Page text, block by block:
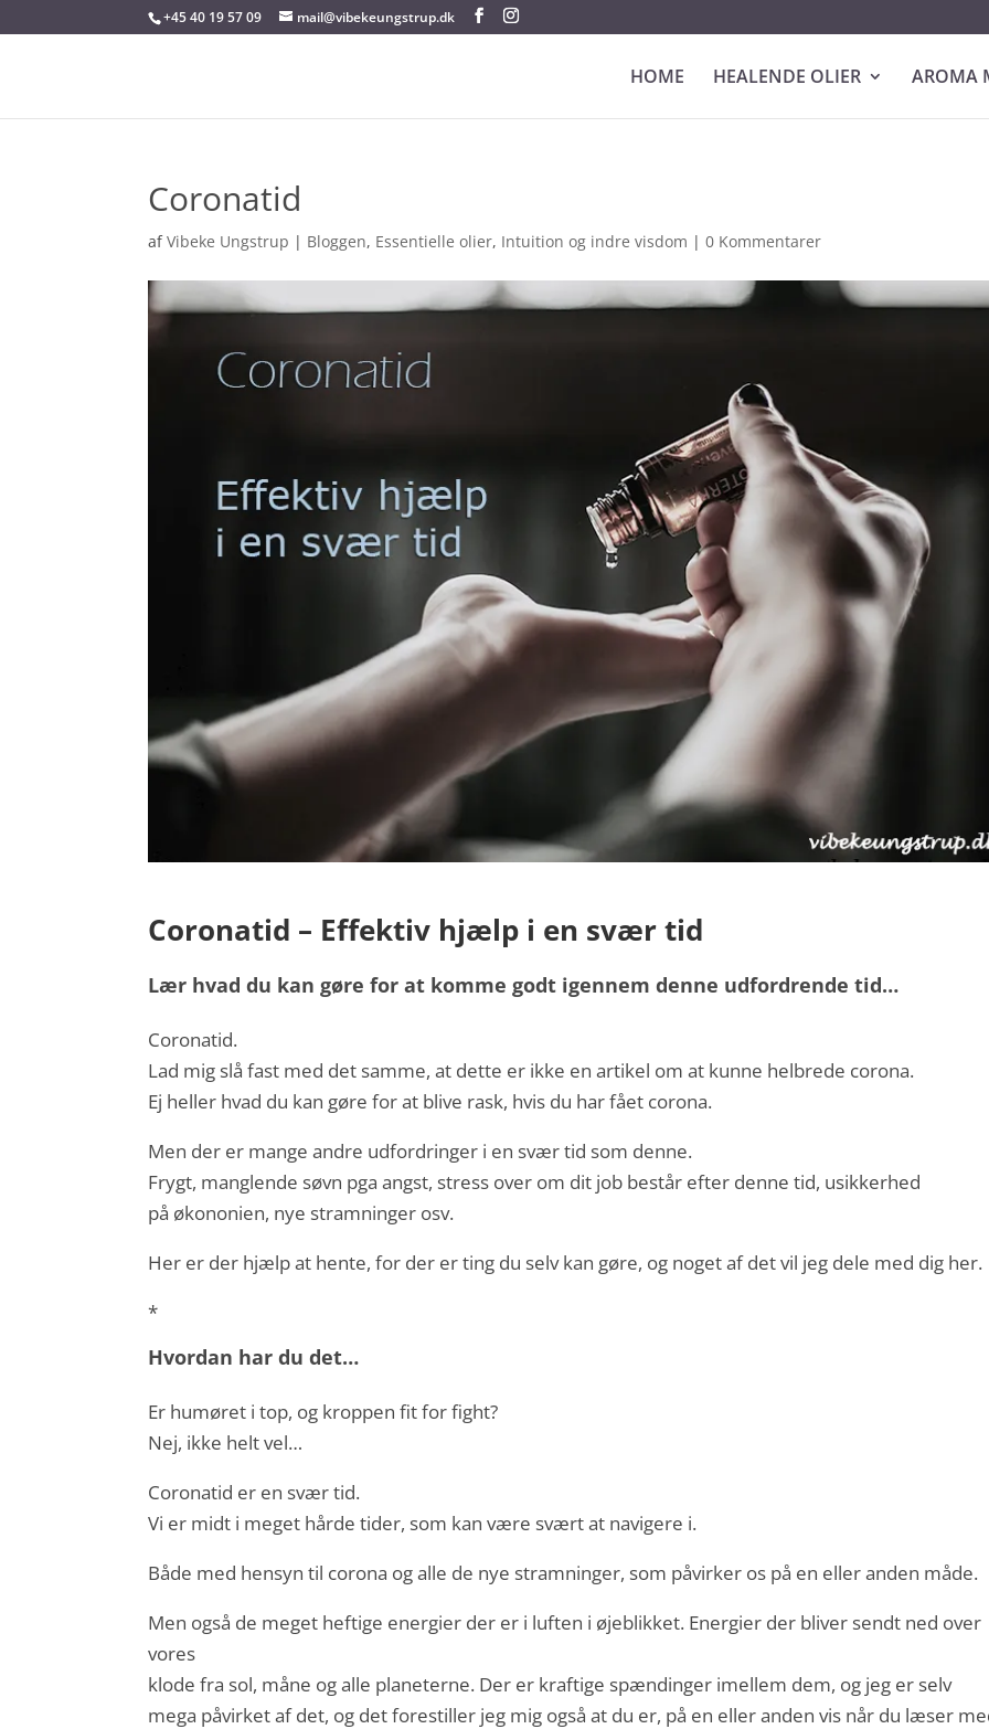
+45 40 19 57 09 mail@vibekeungstrup.dk
HOME HEALENDE OLIER AROMA
Coronatid
afVibeke Ungstrup | Bloggen, Essentielle olier, Intuition og indre visdom |0 Kommentarer
Coronatid – Effektiv hjælp i en svær tid
Lær hvad du kan gøre for at komme godt igennem denne udfordrende tid…
Coronatid.
Lad mig slå fast med det samme, at dette er ikke en artikel om at kunne helbrede corona.
Ej heller hvad du kan gøre for at blive rask, hvis du har fået corona.
Men der er mange andre udfordringer i en svær tid som denne.
Frygt, manglende søvn pga angst, stress over om dit job består efter denne tid, usikkerhed
på økononien, nye stramninger osv.
Her er der hjælp at hente, for der er ting du selv kan gøre, og noget af det vil jeg dele med dig her.
*
Hvordan har du det…
Er humøret i top, og kroppen fit for fight?
Nej, ikke helt vel…
Coronatid er en svær tid.
Vi er midt i meget hårde tider, som kan være svært at navigere i.
Både med hensyn til corona og alle de nye stramninger, som påvirker os på en eller anden måde.
Men også de meget heftige energier der er i luften i øjeblikket. Energier der bliver sendt ned over
vores
klode fra sol, måne og alle planeterne. Der er kraftige spændinger imellem dem, og jeg er selv
mega påvirket af det, og det forestiller jeg mig også at du er, på en eller anden vis når du læser